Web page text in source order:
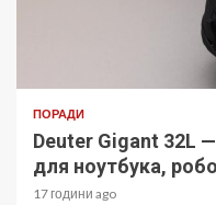
ПОРАДИ
Deuter Gigant 32L
для ноутбука,
17 години ago